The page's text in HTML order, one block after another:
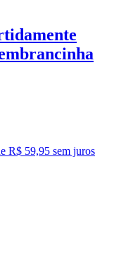
R$ 59,95 sem juros